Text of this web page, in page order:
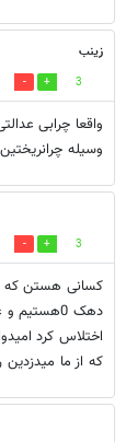
زینب
3
واقعا چرابی
وسیله
3
کسانی هستن که
دهک
اختلاس کرد
که از ما میدزدین